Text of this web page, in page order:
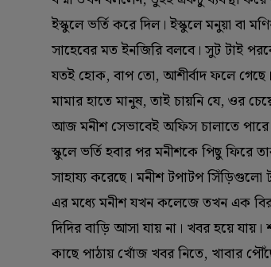
ইস্কুলে ভর্তি করে দিল। ইস্কুলে মনুয়া
সাহেবের মত ইনজিরি বলবে। সুট টাই
যতই হোক, বাপ তো, আশীর্বাদ ফলে
মামার হাতে মানুষ, তাই চায়নি যে, ওর
আজ মনীশ সেভাবেই অফিস চালাতে
স্কুলে ভর্তি হবার পর মনীশকে পিছু ফিরে
সাহায্য করেছে। মনীশ টপাটপ সিঁড়িগুলো
এর মধ্যে মনীশ যখন কলেজে তখন এক বিরাট
দিদির বাড়ি আসা যায় না। খবর হয়ে
কাছে পাঠায় খোঁজ খবর নিতে, খাবার